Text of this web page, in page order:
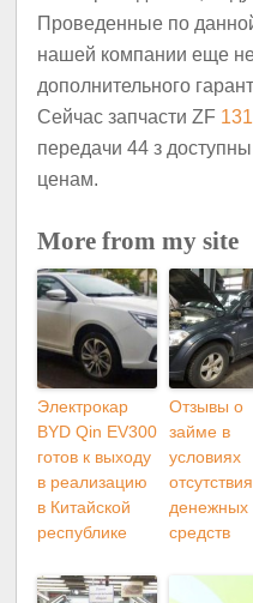
Проведенные по
нашей компании еще
дополнительного
Сейчас запчасти ZF
передачи 44 з
ценам.
More from my site
Электрокар
BYD Qin EV300
готов к выходу
в реализацию
в Китайской
республике
Отзывы о
займе в
условиях
отсутствия
денежных
средств